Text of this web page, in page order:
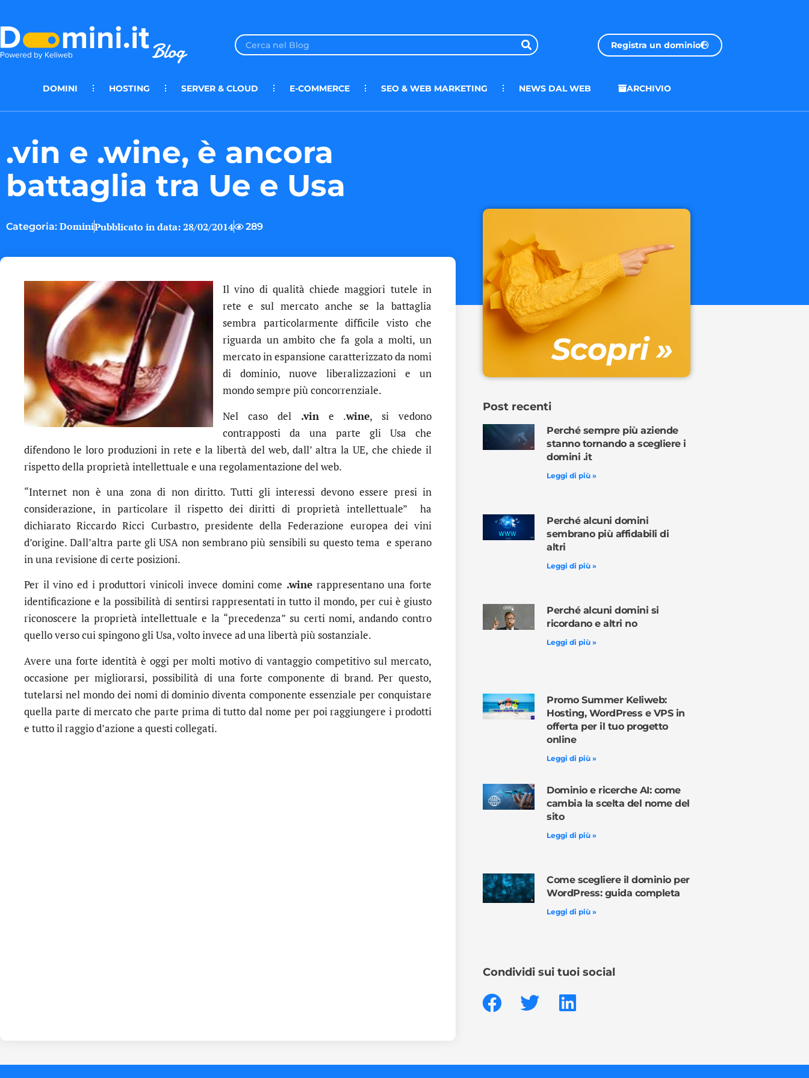
Registra un dominio
DOMINI HOSTING SERVER & CLOUD E-COMMERCE SEO & WEB MARKETING NEWS DAL WEB ARCHIVIO
.vin e .wine, è ancora
battaglia tra Ue e Usa
Categoria: DominiPubblicato in data:28/02/2014 289
Il vino di qualità chiede maggiori tutele in
rete e sul mercato anche se la battaglia
sembra particolarmente difficile visto che
riguarda un ambito che fa gola a molti, un
mercato in espansione caratterizzato da nomi
di dominio, nuove liberalizzazioni e un
mondo sempre più concorrenziale.
Nel caso del .vin e .wine, si vedono
contrapposti da una parte gli Usa che
difendono le loro produzioni in rete e la libertà del web, dall’ altra la UE, che chiede il
rispetto della proprietà intellettuale e una regolamentazione del web.
“Internet non è una zona di non diritto. Tutti gli interessi devono essere presi in
considerazione, in particolare il rispetto dei diritti di proprietà intellettuale” ha
dichiarato Riccardo Ricci Curbastro, presidente della Federazione europea dei vini
d’origine. Dall’altra parte gli USA non sembrano più sensibili su questo tema e sperano
in una revisione di certe posizioni.
Per il vino ed i produttori vinicoli invece domini come .winerappresentano una forte
identificazione e la possibilità di sentirsi rappresentati in tutto il mondo, per cui è giusto
riconoscere la proprietà intellettuale e la “precedenza” su certi nomi, andando contro
quello verso cui spingono gli Usa, volto invece ad una libertà più sostanziale.
Avere una forte identità è oggi per molti motivo di vantaggio competitivo sul mercato,
occasione per migliorarsi, possibilità di una forte componente di brand. Per questo,
tutelarsi nel mondo dei nomi di dominio diventa componente essenziale per conquistare
quella parte di mercato che parte prima di tutto dal nome per poi raggiungere i prodotti
e tutto il raggio d’azione a questi collegati.
Scopri »
Post recenti
Perché sempre più aziende
stanno tornando a scegliere i
domini .it
Leggi di più »
Perché alcuni domini
sembrano più affidabili di
altri
Leggi di più »
Perché alcuni domini si
ricordano e altri no
Leggi di più »
Promo Summer Keliweb:
Hosting, WordPress e VPS in
offerta per il tuo progetto
online
Leggi di più »
Dominio e ricerche AI: come
cambia la scelta del nome del
sito
Leggi di più »
Come scegliere il dominio per
WordPress: guida completa
Leggi di più »
Condividi sui tuoi social